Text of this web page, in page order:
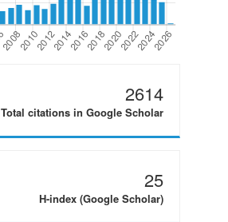
2614
Total citations in Google Scholar
25
H-index (Google Scholar)